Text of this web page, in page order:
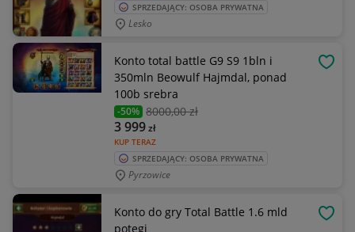
SPRZEDAJĄCY: OSOBA PRYWATNA
Lesko
Konto total battle G9 S9 1bln i
350mln Beowulf Hajmdal, ponad
100b srebra
-50% 8000,00 zł
KUP TERAZ
3 999zł
SPRZEDAJĄCY: OSOBA PRYWATNA
Pyrzowice
Konto do gry Total Battle 1.6 mld
potęgi